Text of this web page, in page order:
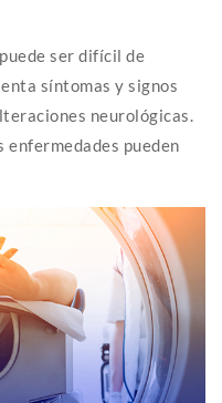
ser difícil de
síntomas y signos
neurológicas.
pueden